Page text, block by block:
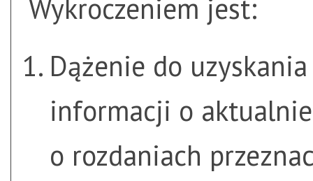
Wykroczeniem jest:
Dążenie do
informacji o
o rozdaniach